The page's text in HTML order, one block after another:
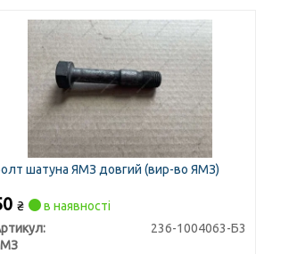
шатуна ЯМЗ довгий (вир-во ЯМЗ)
₴
в наявності
236-1004063-Б3